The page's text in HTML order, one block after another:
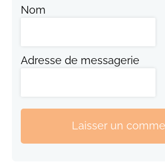
Nom
Adresse de messagerie
Laisser un